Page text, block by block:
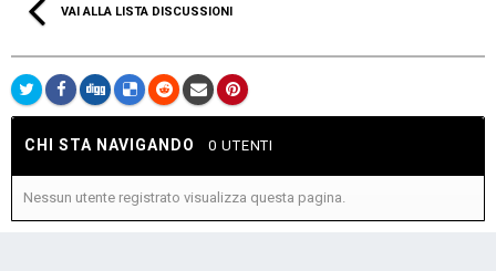
VAI ALLA LISTA DISCUSSIONI
CHI STA NAVIGANDO 0 UTENTI
Nessun utente registrato visualizza questa pagina.